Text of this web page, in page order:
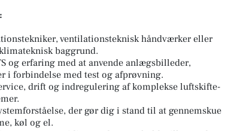
ventilationsteknisk håndværker eller
baggrund.
og erfaring med at anvende anlægsbilleder,
i forbindelse med test og afprøvning.
drift og indregulering af komplekse luftskifte-
der gør dig i stand til at gennemskue
køl og el.